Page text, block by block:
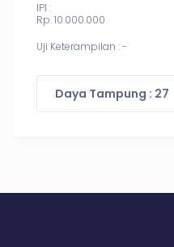
IPI :
Rp. 10.000.000
Uji Keterampilan : -
Daya Tampung : 27